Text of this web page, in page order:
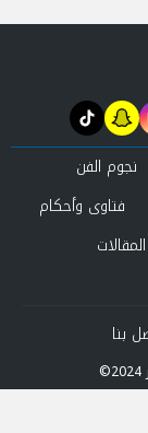
snapchat
tiktok
نجوم الفن
فتاوى وأحكام
المقالات
بنا